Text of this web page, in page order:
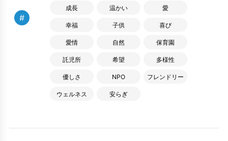
#
成長 温かい 愛
幸福 子供 喜び
愛情 自然 保育園
託児所 希望 多様性
優しさ NPO フレンドリー
ウェルネス 安らぎ